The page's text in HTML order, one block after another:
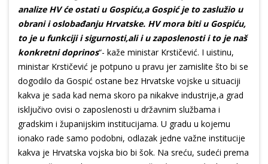
analize HV će ostati u Gospiću,a Gospić je to zaslužio u
obrani i oslobađanju Hrvatske. HV mora biti u Gospiću,
to je u funkciji i sigurnosti,ali i u zaposlenosti i to je naš
konkretni doprinos“- kaže ministar Krstičević. I uistinu,
ministar Krstičević je potpuno u pravu jer zamislite što bi se
dogodilo da Gospić ostane bez Hrvatske vojske u situaciji
kakva je sada kad nema skoro pa nikakve industrije,a grad
isključivo ovisi o zaposlenosti u državnim službama i
gradskim i županijskim institucijama. U gradu u kojemu
ionako rade samo podobni, odlazak jedne važne institucije
kakva je Hrvatska vojska bio bi šok. Na sreću, sudeći prema